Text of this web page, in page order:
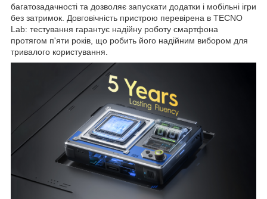
багатозадачності та дозволяє запускати додатки і мобільні ігри
без затримок. Довговічність пристрою перевірена в TECNO
Lab: тестування гарантує надійну роботу смартфона
протягом п'яти років, що робить його надійним вибором для
тривалого користування.